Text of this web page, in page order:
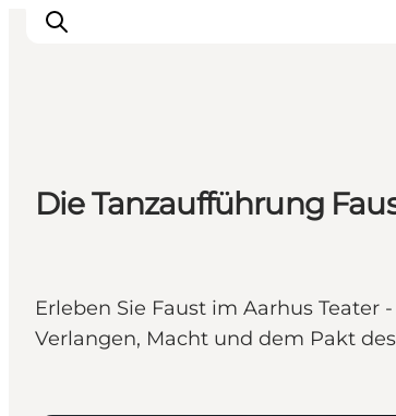
Inspiration
Regionen
Reiseplanung
Die Tanzaufführung
Erleben Sie Faust im Aarhus
Verlangen, Macht und dem Pakt